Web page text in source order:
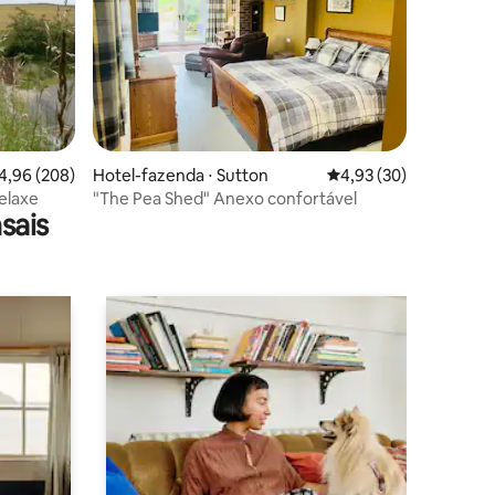
de uma avaliação média de 5, 208 avaliações
(208)
Hotel-fazenda ⋅ Sutton 4,93 de uma
4,93 (30)
"The Pea Shed" Anexo confortável